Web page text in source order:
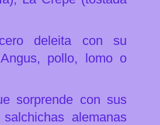
deleita con su
pollo, lomo o
sorprende con sus
alemanas